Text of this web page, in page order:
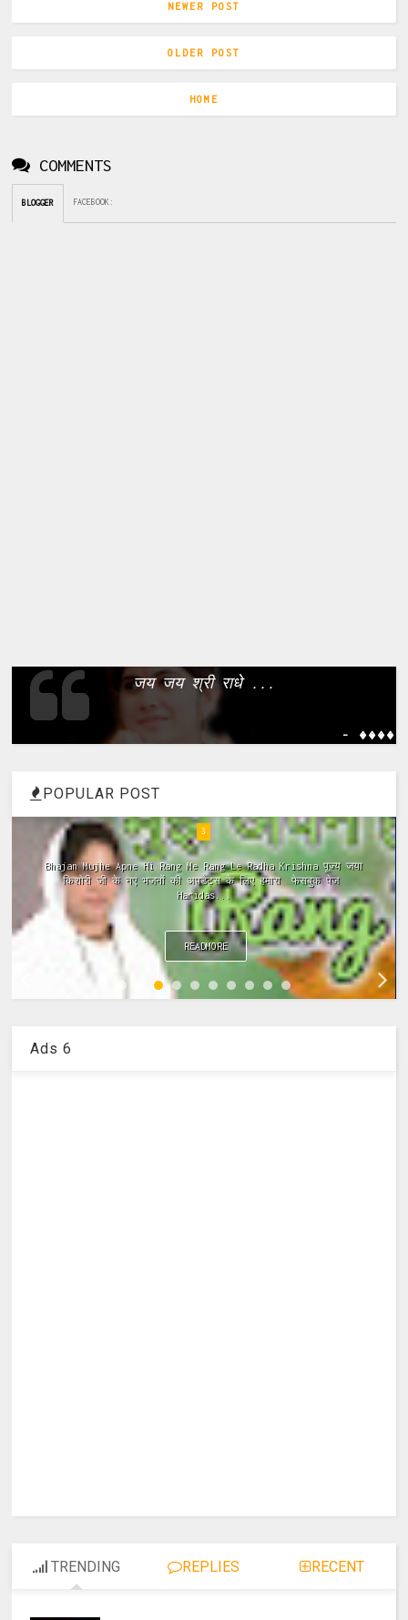
NEWER POST
OLDER POST
HOME
COMMENTS
BLOGGER FACEBOOK :
जय जय श्री राधे ...
- ����
POPULAR POST
4
ramayan ki chaupai, ramayan chaupai hindi, ramayan chaupai
in hindi, ramayan chaupai download, ramayan chaupai mp3,
ramayan chaupai video...
READMORE
Ads 6
TRENDING REPLIES RECENT